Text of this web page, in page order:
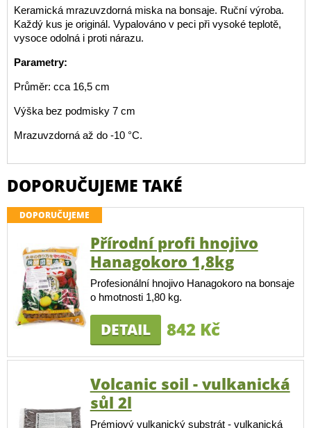
Keramická mrazuvzdorná miska na bonsaje. Ruční výroba.
Každý kus je originál. Vypalováno v peci při vysoké teplotě,
vysoce odolná i proti nárazu.
Parametry:
Průměr: cca 16,5 cm
Výška bez podmisky 7 cm
Mrazuvzdorná až do -10 °C.
DOPORUČUJEME TAKÉ
DOPORUČUJEME
Přírodní profi hnojivo
Hanagokoro 1,8kg
Profesionální hnojivo Hanagokoro na bonsaje
o hmotnosti 1,80 kg.
DETAIL 842 Kč
Volcanic soil - vulkanická
sůl 2l
Prémiový vulkanický substrát - vulkanická